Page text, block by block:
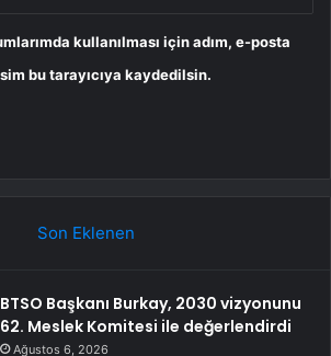
kullanılması için adım, e-posta
bu tarayıcıya kaydedilsin.
Son Eklenen
BTSO Başkanı Burkay, 2030 vizyonunu
62. Meslek Komitesi ile değerlendirdi
Ağustos 6, 2026